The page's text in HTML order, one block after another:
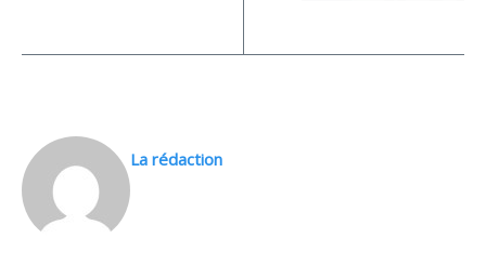
La rédaction